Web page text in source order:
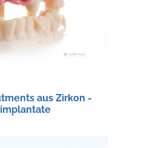
aus Zirkon -